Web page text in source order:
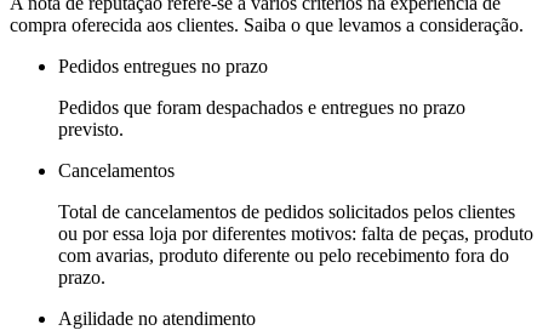
compra oferecida aos clientes. Saiba o que levamos a consideração.
Pedidos entregues no prazo
Pedidos que foram despachados e entregues no prazo
previsto.
Cancelamentos
Total de cancelamentos de pedidos solicitados pelos clientes
ou por essa loja por diferentes motivos: falta de peças, produto
com avarias, produto diferente ou pelo recebimento fora do
prazo.
Agilidade no atendimento